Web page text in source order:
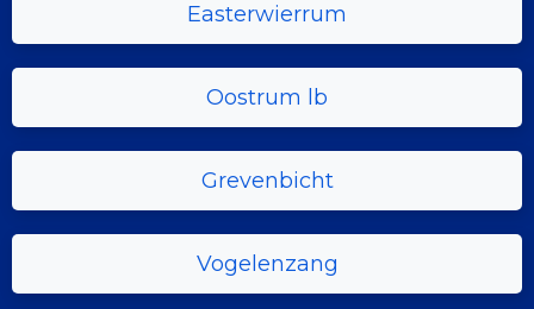
Easterwierrum
Oostrum lb
Grevenbicht
Vogelenzang